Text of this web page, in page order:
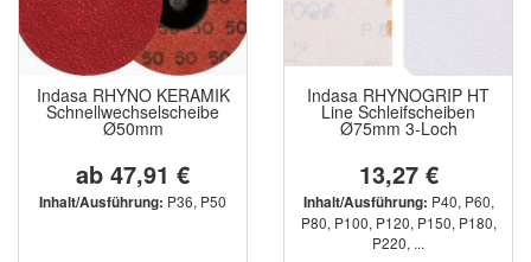
Indasa RHYNO KERAMIK
Schnellwechselscheibe
Ø50mm
ab 47,91 €
Inhalt/Ausführung: P36, P50
Indasa RHYNOGRIP HT
Line Schleifscheiben
Ø75mm 3-Loch
13,27 €
Inhalt/Ausführung: P40, P60,
P80, P100, P120, P150, P180,
P220, ...